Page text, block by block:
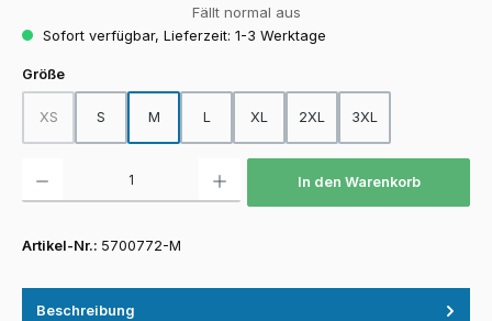
Fällt normal aus
Sofort verfügbar, Lieferzeit: 1-3 Werktage
Größeauswählen
XS
(Diese Option ist zurzeit nicht verfügbar.)
S M L XL 2XL 3XL
In den Warenkorb
Artikel-Nr.: 5700772-M
Beschreibung